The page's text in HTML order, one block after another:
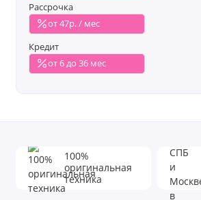
Рассрочка
от 47р. / мес
Кредит
от 6 до 36 мес
100%
оригинальная
техника